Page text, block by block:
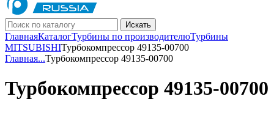
Искать
ГлавнаяКаталогТурбины по производителюТурбины
MITSUBISHIТурбокомпрессор 49135-00700
Главная...Турбокомпрессор 49135-00700
Турбокомпрессор 49135-00700